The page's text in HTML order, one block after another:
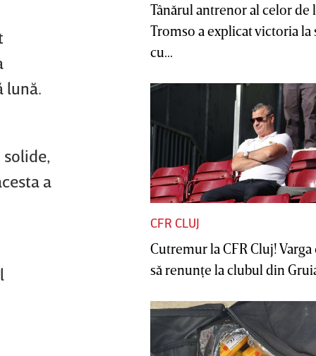
lună.
a
Tânărul antrenor al celor de
Tromso a explicat victoria la
cu...
CFR CLUJ
Cutremur la CFR Cluj! Varga
să renunţe la clubul din